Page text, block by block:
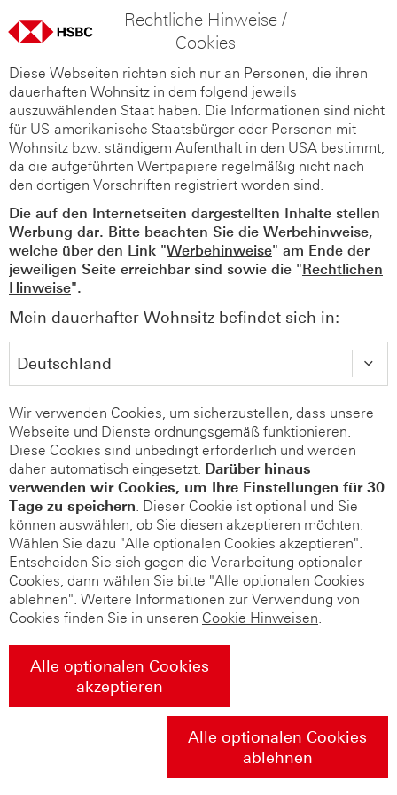
Rechtliche Hinweise /
Cookies
Diese Webseiten richten sich nur an Personen, die ihren
dauerhaften Wohnsitz in dem folgend jeweils
auszuwählenden Staat haben. Die Informationen sind nicht
für US-amerikanische Staatsbürger oder Personen mit
Wohnsitz bzw. ständigem Aufenthalt in den USA bestimmt,
da die aufgeführten Wertpapiere regelmäßig nicht nach
den dortigen Vorschriften registriert worden sind.
Die auf den Internetseiten dargestellten Inhalte stellen
Werbung dar. Bitte beachten Sie die Werbehinweise,
welche über den Link "Werbehinweise" am Ende der
jeweiligen Seite erreichbar sind sowie die "Rechtlichen
Hinweise".
Mein dauerhafter Wohnsitz befindet sich in:
Wir verwenden Cookies, um sicherzustellen, dass unsere
Webseite und Dienste ordnungsgemäß funktionieren.
Diese Cookies sind unbedingt erforderlich und werden
daher automatisch eingesetzt. Darüber hinaus
verwenden wir Cookies, um Ihre Einstellungen für 30
Tage zu speichern. Dieser Cookie ist optional und Sie
können auswählen, ob Sie diesen akzeptieren möchten.
Wählen Sie dazu "Alle optionalen Cookies akzeptieren".
Entscheiden Sie sich gegen die Verarbeitung optionaler
Cookies, dann wählen Sie bitte "Alle optionalen Cookies
ablehnen". Weitere Informationen zur Verwendung von
Cookies finden Sie in unseren Cookie Hinweisen.
Alle optionalen Cookies
akzeptieren
Alle optionalen Cookies
ablehnen